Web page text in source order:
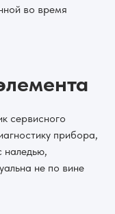
во время
сервисного
прибора,
наледью,
не по вине